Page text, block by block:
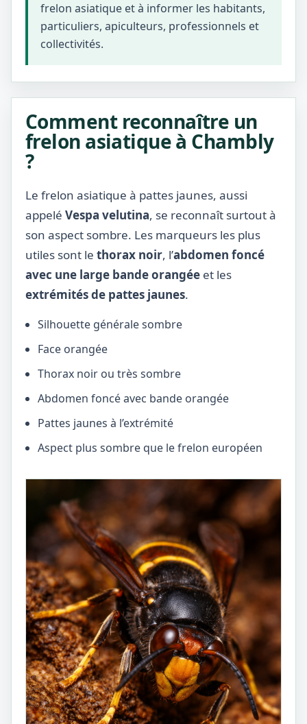
frelon asiatique et à informer les habitants,
particuliers, apiculteurs, professionnels et
collectivités.
Comment reconnaître un
frelon asiatique à Chambly
?
Le frelon asiatique à pattes jaunes, aussi
appelé Vespa velutina, se reconnaît surtout à
son aspect sombre. Les marqueurs les plus
utiles sont le thorax noir, l’abdomen foncé
avec une large bande orangée et les
extrémités de pattes jaunes.
Silhouette générale sombre
Face orangée
Thorax noir ou très sombre
Abdomen foncé avec bande orangée
Pattes jaunes à l’extrémité
Aspect plus sombre que le frelon européen